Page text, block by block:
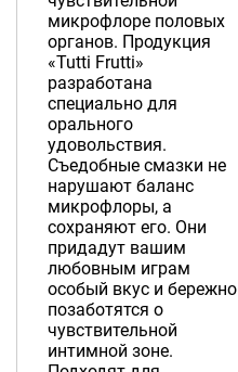
микрофлоре половых
органов. Продукция
«Tutti Frutti»
разработана
специально для
орального
удовольствия.
Съедобные смазки не
нарушают баланс
микрофлоры, а
сохраняют его. Они
придадут вашим
любовным играм
особый вкус и бережно
позаботятся о
чувствительной
интимной зоне.